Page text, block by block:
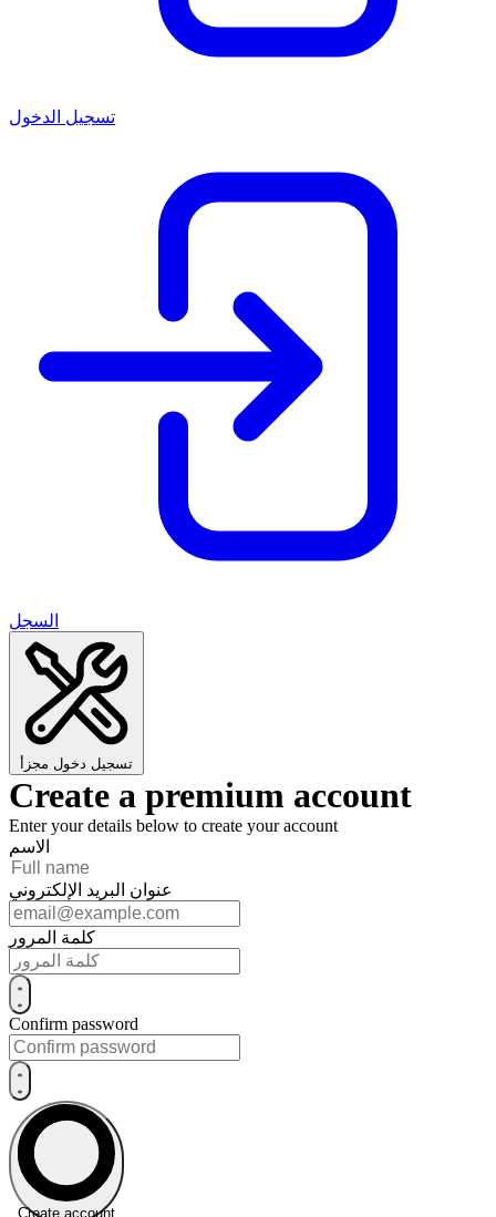
تسجيل الدخول
السجل
تسجيل دخول مجزأ
Create a premium account
Enter your details below to create your account
الاسم
عنوان البريد الإلكتروني
كلمة المرور
Confirm password
Create account